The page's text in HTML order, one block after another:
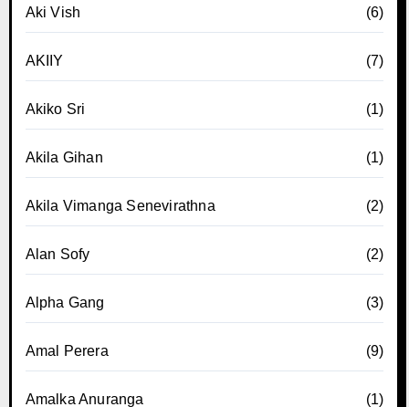
Aki Vish (6)
AKIIY (7)
Akiko Sri (1)
Akila Gihan (1)
Akila Vimanga Senevirathna (2)
Alan Sofy (2)
Alpha Gang (3)
Amal Perera (9)
Amalka Anuranga (1)